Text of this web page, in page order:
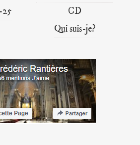
CD
Qui suis-je?